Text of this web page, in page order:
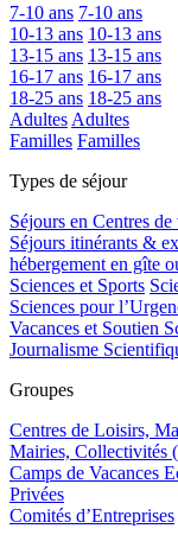
7-10 ans 7-10 ans
10-13 ans 10-13 ans
13-15 ans 13-15 ans
16-17 ans 16-17 ans
18-25 ans 18-25 ans
Adultes Adultes
Familles Familles
Types de séjour
Séjours en Centres de
Séjours itinérants &
hébergement en gîte
Sciences et Sports
Sciences pour
Vacances et Soutien
Journalisme
Groupes
Centres de Loisirs,
Mairies, Collectivités
Camps de Vacances
Privées
Comités d’Entreprises